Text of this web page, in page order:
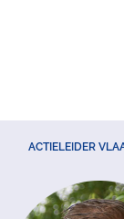
ACTIELEIDER